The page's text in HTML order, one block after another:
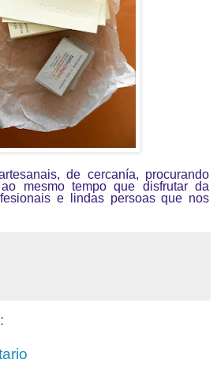
de cercanía, procurando
mesmo tempo que disfrutar da
e lindas persoas que nos